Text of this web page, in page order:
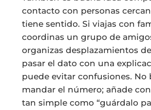
contacto con personas
tiene sentido. Si viajas con
coordinas un grupo de
organizas desplazamientos
pasar el dato con una
puede evitar confusiones. No
mandar el número; añade
tan simple como “guárdalo